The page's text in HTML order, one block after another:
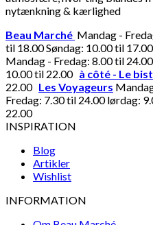
nytænkning & kærlighed
Beau Marché Mandag -
til 18.00 Søndag: 10.00 til 17.00
Mandag - Fredag: 8.00 til
10.00 til 22.00 à côté - Le
22.00 Les Voyageurs
Fredag: 7.30 til 24.00 lørdag:
22.00
INSPIRATION
Blog
Artikler
Wishlist
INFORMATION